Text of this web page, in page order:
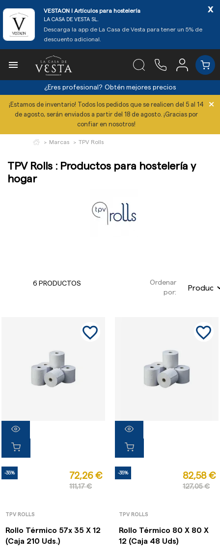
VESTAON l Artículos para hostelería
LA CASA DE VESTA SL.
Descarga la app de La Casa de Vesta para tener un 5% de
descuento adicional.
x

¿Eres profesional? Obtén mejores precios
¡Estamos de inventario! Todos los pedidos que se realicen del 5 al 14
de agosto, serán enviados a partir del 18 de agosto. ¡Gracias por
confiar en nosotros!
×
Marcas TPV Rolls
TPV Rolls : Productos para hostelería y
hogar
6 PRODUCTOS
Ordenar
por:
-35% 72,26 €
111,17 €
TPV ROLLS
Rollo Térmico 57x 35 X 12
(Caja 210 Uds.)
favorite_border
favorite_border
-35% 82,58 €
127,05 €
TPV ROLLS
Rollo Térmico 80 X 80 X
12 (Caja 48 Uds)
favorite_border
favorite_border